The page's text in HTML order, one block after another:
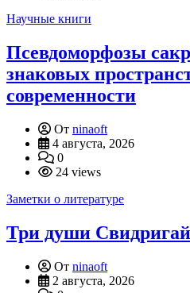
Научные книги
Псевдоморфозы
знаковых
современности
От ninaoft
4 августа, 2026
0
24 views
Заметки о литературе
Три души
От ninaoft
2 августа, 2026